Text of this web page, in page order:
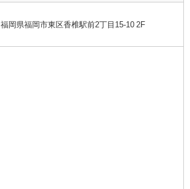
福岡県福岡市東区香椎駅前2丁目15-10 2F